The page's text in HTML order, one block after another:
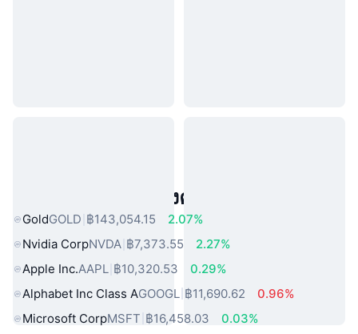
สินทรัพย์ในโลกแห่งความจริงยอดนิยม
GoldGOLD ฿143,054.15
2.07%
Nvidia CorpNVDA ฿7,373.55
2.27%
Apple Inc.AAPL ฿10,320.53
0.29%
Alphabet Inc Class AGOOGL ฿11,690.62
0.96%
Microsoft CorpMSFT ฿16,458.03
0.03%